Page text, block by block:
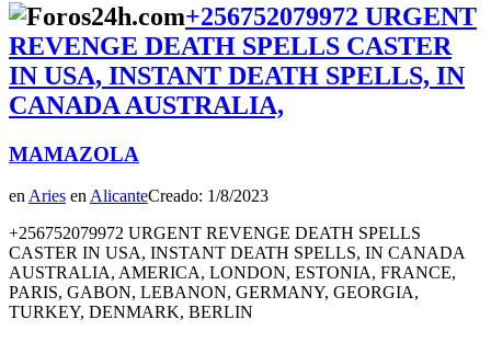
+256752079972 URGENT
REVENGE DEATH SPELLS CASTER
IN USA, INSTANT DEATH SPELLS, IN
CANADA AUSTRALIA,
MAMAZOLA
en Aries en AlicanteCreado: 1/8/2023
+256752079972 URGENT REVENGE DEATH SPELLS
CASTER IN USA, INSTANT DEATH SPELLS, IN CANADA
AUSTRALIA, AMERICA, LONDON, ESTONIA, FRANCE,
PARIS, GABON, LEBANON, GERMANY, GEORGIA,
TURKEY, DENMARK, BERLIN